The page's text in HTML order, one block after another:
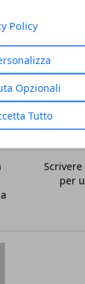
Policy
Opzionali
Tutto
per